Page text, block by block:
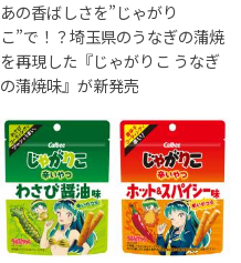
あの香ばしさを”じゃがり
こ”で！？埼玉県のうなぎの蒲焼
を再現した『じゃがりこ うなぎ
の蒲焼味』が新発売